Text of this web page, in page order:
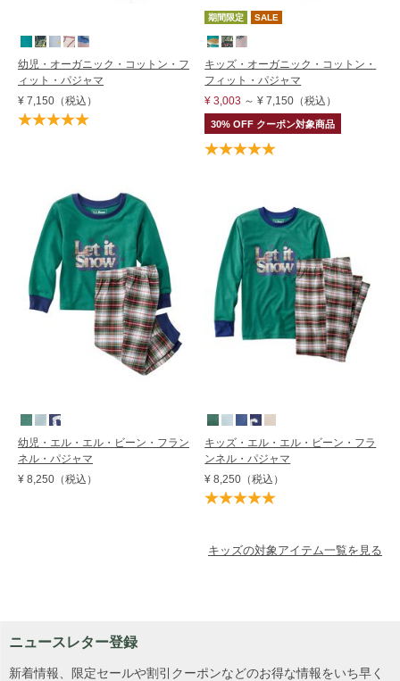
幼児・オーガニック・コットン・フ
ィット・パジャマ
¥ 7,150 （税込）
期間限定 SALE
キッズ・オーガニック・コットン・
フィット・パジャマ
¥ 3,003 ～¥ 7,150 （税込）
30% OFF クーポン対象商品
幼児・エル・エル・ビーン・フラン
ネル・パジャマ
¥ 8,250 （税込）
キッズ・エル・エル・ビーン・フラ
ンネル・パジャマ
¥ 8,250 （税込）
キッズの対象アイテム一覧を見る
ニュースレター登録
新着情報、限定セールや割引クーポンなどのお得な情報をいち早く